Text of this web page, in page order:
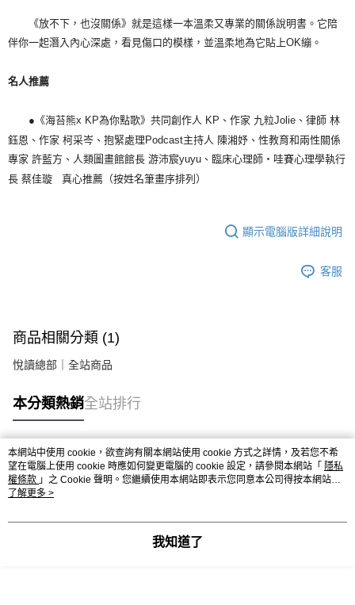
《放不下，也沒關係》就是這樣一本溫柔又專業的關係說明書。它陪
伴你一起潛入內心深處，看見傷口的模樣，並溫柔地為它貼上OK繃。
名人推薦
●《海苔熊x KP為你點歌》共同創作人 KP、作家 九粒Jolie、律師 林
鈺恩、作家 柯采岑、抱緊處理Podcast主持人 陳湘妤、性教育和兩性關係
專家 許藍方、人類圖畫館館長 游沛宸yuyu、臨床心理師‧哇賽心理學執行
長 蔡佳璇 真心推薦（按姓名筆畫序排列）
顯示電腦版詳細說明
客服
商品相關分類 (1)
悅讀總部｜全站商品
本分類熱銷全站排行
熱門標籤
本網站中使用 cookie，欲查詢有關本網站使用 cookie 方式之詳情，及若您不希
望在電腦上使用 cookie 時應如何變更電腦的 cookie 設定，請參閱本網站「 隱私
權條款 」之 Cookie 聲明。您繼續使用本網站即表示您同意本公司得按本網站使
用條款之 Cookie 聲明使用 cookie。
了解更多 >
我知道了